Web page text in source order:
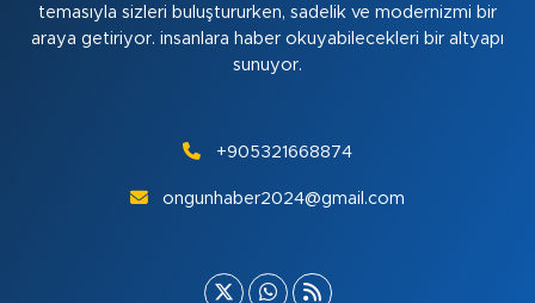
temasıyla sizleri buluştururken, sadelik ve modernizmi bir
araya getiriyor. insanlara haber okuyabilecekleri bir altyapı
sunuyor.
+905321668874
ongunhaber2024@gmail.com